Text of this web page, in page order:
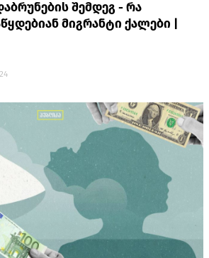
შემდეგ - რა
მიგრანტი ქალები |